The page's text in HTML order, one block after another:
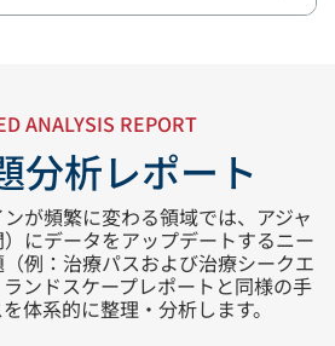
ANALYSIS REPORT
分析レポート
が頻繁に変わる領域では、アジャ
にデータをアップデートするニー
例：治療パスおよび治療シークエ
ンドスケープレポートと同様の手
体系的に整理・分析します。